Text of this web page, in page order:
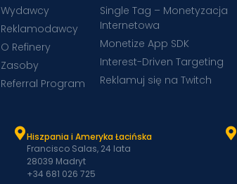
Wydawcy
Reklamodawcy
O Refinery
Zasoby
Referral Program
Single Tag – Monetyzacja
Internetowa
Monetize App SDK
Interest-Driven Targeting
Reklamuj się na Twitch
Hiszpania i Ameryka Łacińska
Francisco Salas, 24 lata
28039 Madryt
+34 681 026 725